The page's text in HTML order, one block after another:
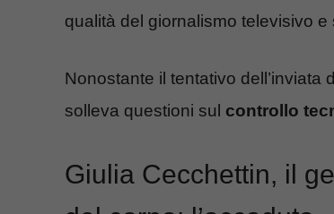
qualità del giornalismo televisivo
Nonostante il tentativo dell’inviata
solleva questioni sul controllo
Giulia Cecchettin, il